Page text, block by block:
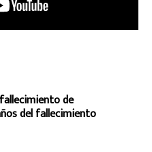
de
del fallecimiento